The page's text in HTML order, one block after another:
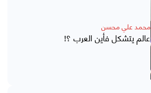
محمد علي محسن
عالم يتشكل فأين العرب ؟!